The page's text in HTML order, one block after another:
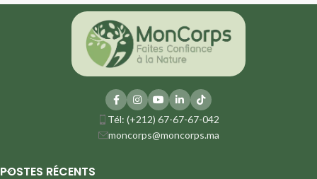
Tél: (+212) 67-67-67-042
moncorps@moncorps.ma
POSTES RÉCENTS